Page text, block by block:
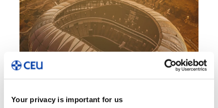
Your privacy is important for us